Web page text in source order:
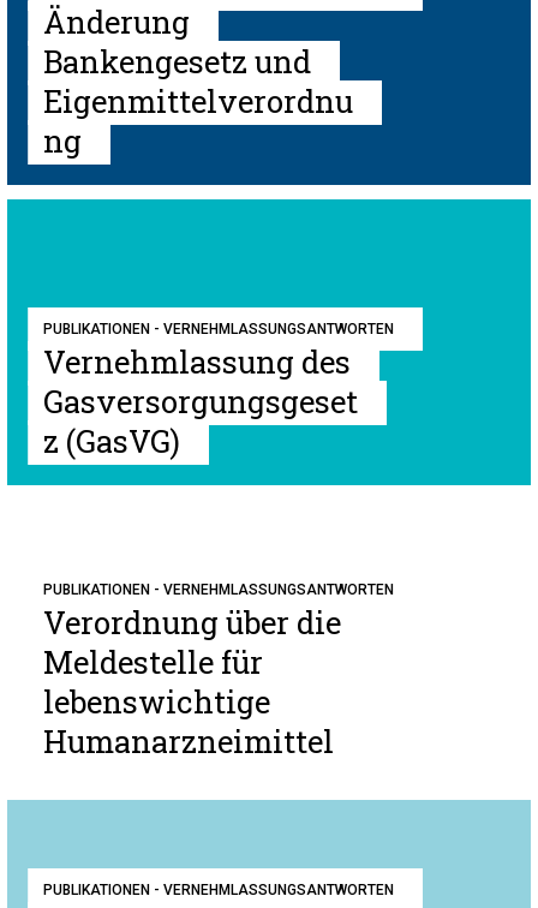
Änderung
Bankengesetz und
Eigenmittelverordnu
ng
PUBLIKATIONEN - VERNEHMLASSUNGSANTWORTEN
Vernehmlassung des
Gasversorgungsgeset
z (GasVG)
PUBLIKATIONEN - VERNEHMLASSUNGSANTWORTEN
Verordnung über die
Meldestelle für
lebenswichtige
Humanarzneimittel
PUBLIKATIONEN - VERNEHMLASSUNGSANTWORTEN